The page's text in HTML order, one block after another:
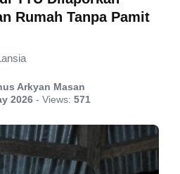
Rumah Tanpa Pamit
Arkyan Masan
2026 - Views: 571